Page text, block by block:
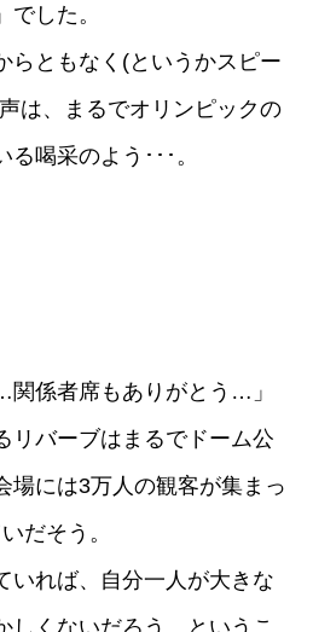
でした。
らともなく(というかスピー
は、まるでオリンピックの
喝采のよう･･･。
関係者席もありがとう…」
リバーブはまるでドーム公
場には3万人の観客が集まっ
だそう。
いれば、自分一人が大きな
しくないだろう、というこ